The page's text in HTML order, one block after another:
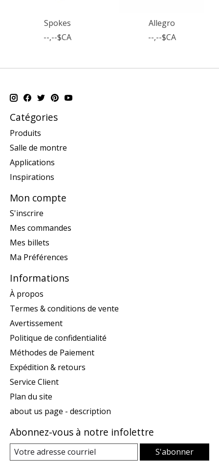
Spokes
--,--$CA
Allegro
--,--$CA
Catégories
Produits
Salle de montre
Applications
Inspirations
Mon compte
S'inscrire
Mes commandes
Mes billets
Ma Préférences
Informations
À propos
Termes & conditions de vente
Avertissement
Politique de confidentialité
Méthodes de Paiement
Expédition & retours
Service Client
Plan du site
about us page - description
Abonnez-vous à notre infolettre
S'abonner